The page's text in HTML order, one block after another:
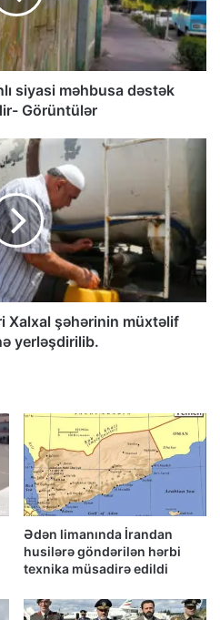
siyasi məhbusa dəstək
Görüntülər
Xalxal şəhərinin müxtəlif
yerləşdirilib.
Ədən limanında İrandan
husilərə göndərilən hərbi
texnika müsadirə edildi